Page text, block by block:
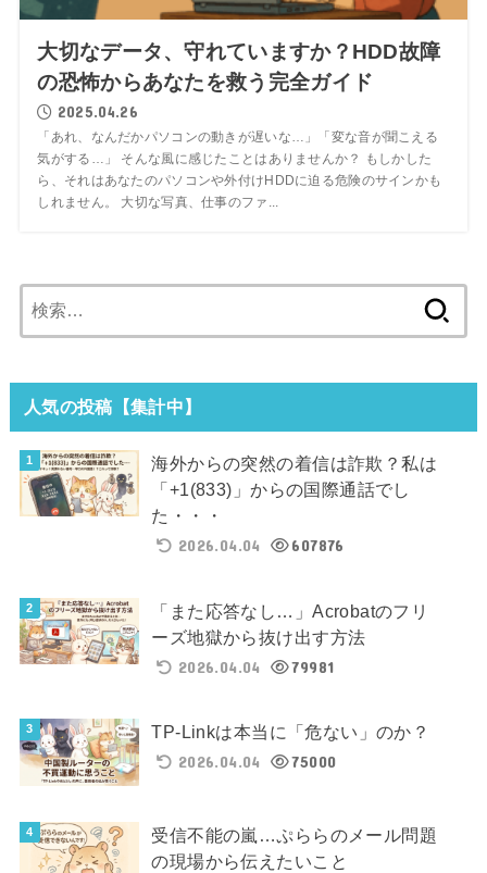
大切なデータ、守れていますか？HDD故障
の恐怖からあなたを救う完全ガイド
2025.04.26
「あれ、なんだかパソコンの動きが遅いな…」「変な音が聞こえる
気がする…」 そんな風に感じたことはありませんか？ もしかした
ら、それはあなたのパソコンや外付けHDDに迫る危険のサインかも
しれません。 大切な写真、仕事のファ...
索:
人気の投稿【集計中】
海外からの突然の着信は詐欺？私は
「+1(833)」からの国際通話でし
た・・・
2026.04.04
607876
「また応答なし…」Acrobatのフリ
ーズ地獄から抜け出す方法
2026.04.04
79981
TP-Linkは本当に「危ない」のか？
2026.04.04
75000
受信不能の嵐…ぷららのメール問題
の現場から伝えたいこと